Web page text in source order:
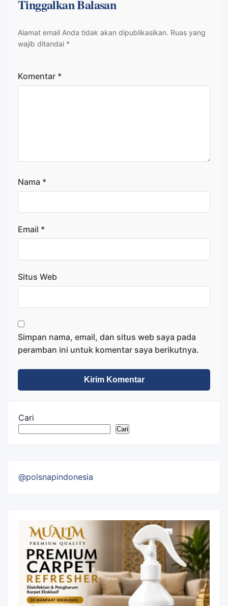
Tinggalkan Balasan
Alamat email Anda tidak akan dipublikasikan. Ruas yang
wajib ditandai *
Komentar *
Nama *
Email *
Situs Web
Simpan nama, email, dan situs web saya pada
peramban ini untuk komentar saya berikutnya.
Cari
Cari
@polsnapindonesia